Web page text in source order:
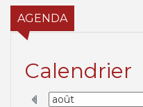
AGENDA
Calendrier